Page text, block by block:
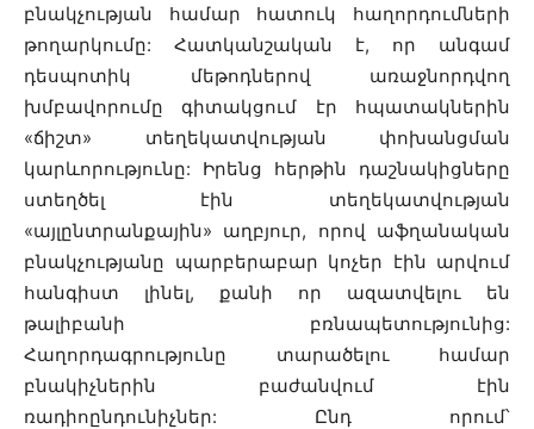
բնակչության համար հատուկ հաղորդումների
թողարկումը: Հատկանշական է, որ անգամ
դեսպոտիկ մեթոդներով առաջնորդվող
խմբավորումը գիտակցում էր հպատակներին
«ճիշտ» տեղեկատվության փոխանցման
կարևորությունը: Իրենց հերթին դաշնակիցները
ստեղծել էին տեղեկատվության
«այլընտրանքային» աղբյուր, որով աֆղանական
բնակչությանը պարբերաբար կոչեր էին արվում
հանգիստ լինել, քանի որ ազատվելու են
թալիբանի բռնապետությունից:
Հաղորդագրությունը տարածելու համար
բնակիչներին բաժանվում էին
ռադիոընդունիչներ: Ընդ որում՝